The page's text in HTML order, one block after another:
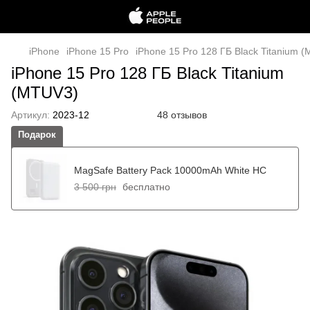
iPhone iPhone 15 Pro iPhone 15 Pro 128 ГБ Black Titanium
iPhone 15 Pro 128 ГБ Black Titanium
(MTUV3)
Артикул: 2023-12 48 отзывов
Подарок
MagSafe Battery Pack 10000mAh White HC
3 500 грн бесплатно